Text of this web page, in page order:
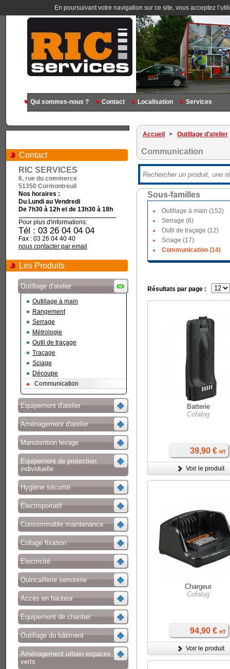
En poursuivant votre navigation sur ce site, vous acceptez
Qui sommes-nous ? Contact Localisation Services
Contact
RIC SERVICES
6, rue du commerce
51350 Cormontreuil
Nos horaires :
Du Lundi au Vendredi
De 7h30 à 12h et de 13h30 à 18h
Pour plus d'informations:
Tél : 03 26 04 04 04
Fax : 03 26 04 40 40
nous contacter par email
Les Produits
Outillage d'atelier
Outillage à main
Rangement
Serrage
Métrologie
Outil de traçage
Traçage
Sciage
Découpe
Communication
Equipement d'atelier
Aménagement d'atelier
Manutention levage
Equipement de protection
individuelle
Hygiène sécurité
Électroportatif
Consommable maintenance
Collage fixation
Electricité
Quincaillerie serrurerie
Accès en hauteur
Equipement de chantier
Outillage du bâtiment
Aménagement urbain espaces
verts
Accueil > Outillage d'atelier
Communication
Sous-familles
Outillage à main (152)
Serrage (6)
Outil de traçage (12)
Sciage (17)
Communication (14)
Résultats par page :
Batterie
Cofalog
39,90 € HT
Voir le produit
Chargeur
Cofalog
94,90 € HT
Voir le produit